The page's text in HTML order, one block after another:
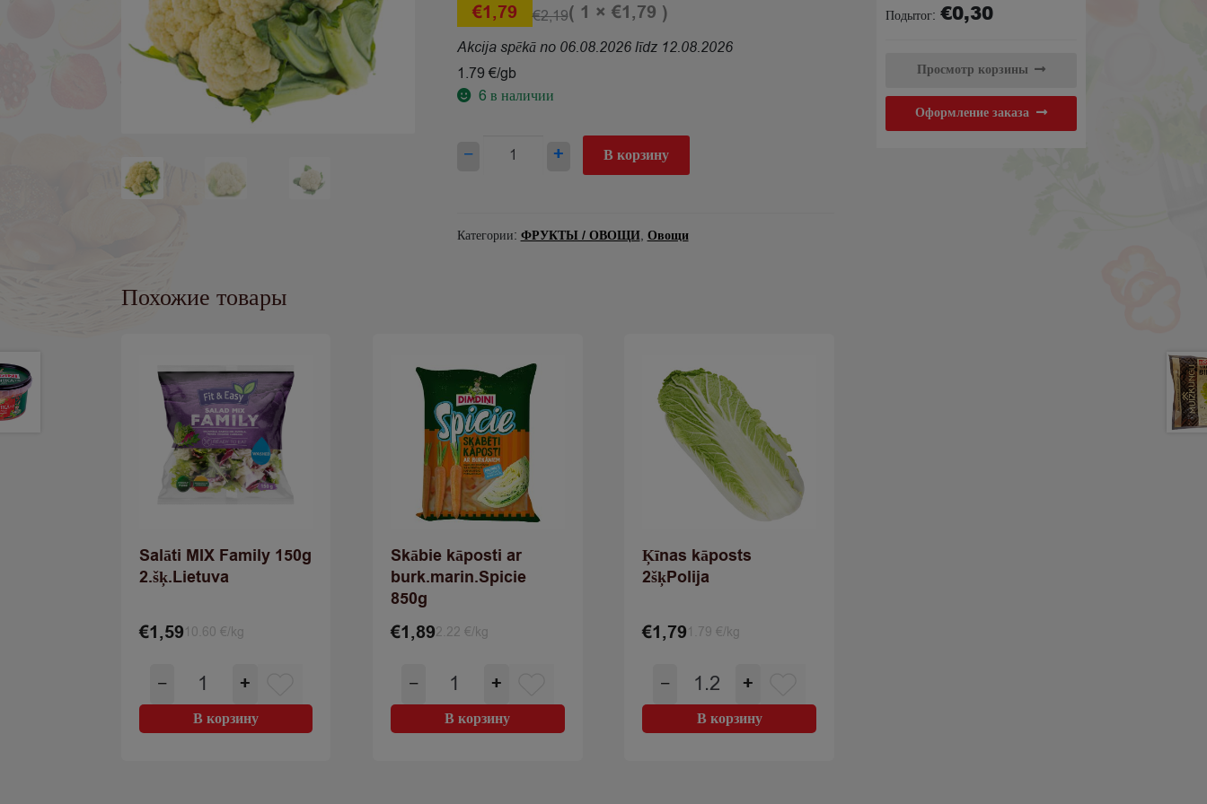
€2,19
€1,79 ( 1 × €1,79 )
Akcija spēkā no 06.08.2026 līdz 12.08.2026
1.79 €/gb
6 в наличии
−
Количество
šķ.Latvija
+ В корзину
Категории: ФРУКТЫ / ОВОЩИ, Овощи
Похожие товары
Salāti MIX Family 150g
2.šķ.Lietuva
€1,59 10.60 €/kg
−
Количество
товара
Salāti
MIX
+
В корзину
Skābie kāposti ar
burk.marin.Spicie
850g
€1,892.22 €/kg
−
Количество
товара
Skābie
kāposti
+
В корзину
Ķīnas kāposts
2šķPolija
€1,79 1.79 €/kg
−
Количество
товара
Ķīnas
kāposts
+
В корзину
Пакет
Подытог: €0,30
Просмотр корзины
Оформление заказа